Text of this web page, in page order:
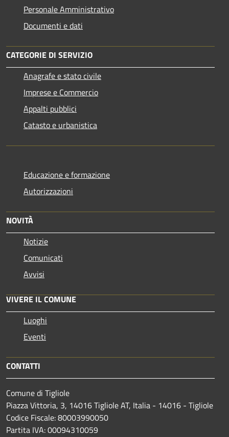
Personale Amministrativo
Documenti e dati
CATEGORIE DI SERVIZIO
Anagrafe e stato civile
Imprese e Commercio
Appalti pubblici
Catasto e urbanistica
Educazione e formazione
Autorizzazioni
NOVITÀ
Notizie
Comunicati
Avvisi
VIVERE IL COMUNE
Luoghi
Eventi
CONTATTI
Comune di Tigliole
Piazza Vittoria, 3, 14016 Tigliole AT, Italia - 14016 - Tigliole
Codice Fiscale: 80003990050
Partita IVA: 00094310059